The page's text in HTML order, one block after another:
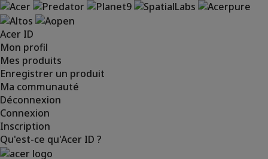
Acer ID
Mon profil
Mes produits
Enregistrer un produit
Ma communauté
Déconnexion
Connexion
Inscription
Qu'est-ce qu'Acer ID ?